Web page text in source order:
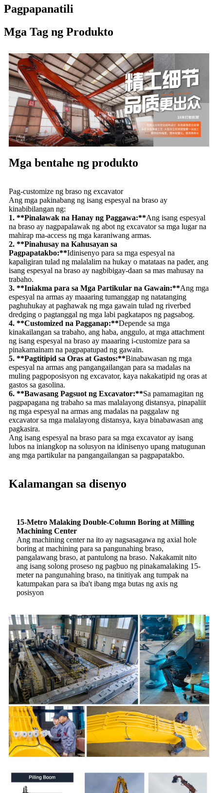
Pagpapanatili
Mga Tag ng Produkto
Mga bentahe ng produkto
Pag-customize ng braso ng excavator
Ang mga pakinabang ng isang espesyal na braso ay
kinabibilangan ng:
1. **Pinalawak na Hanay ng Paggawa:**Ang isang espesyal
na braso ay nagpapalawak ng abot ng excavator sa mga lugar na
mahirap ma-access ng mga karaniwang armas.
2. **Pinahusay na Kahusayan sa
Pagpapatakbo:**Idinisenyo para sa mga espesyal na
kapaligiran tulad ng malalalim na hukay o matataas na pader, ang
isang espesyal na braso ay nagbibigay-daan sa mas mahusay na
trabaho.
3. **Iniakma para sa Mga Partikular na Gawain:**Ang mga
espesyal na armas ay maaaring tumanggap ng natatanging
paghuhukay at paghawak ng mga gawain tulad ng riverbed
dredging o pagtanggal ng mga labi pagkatapos ng pagsabog.
4. **Customized na Pagganap:**Depende sa mga
kinakailangan sa trabaho, ang haba, anggulo, at mga attachment
ng isang espesyal na braso ay maaaring i-customize para sa
pinakamainam na pagpapatupad ng gawain.
5. **Pagtitipid sa Oras at Gastos:**Binabawasan ng mga
espesyal na armas ang pangangailangan para sa madalas na
muling pagpoposisyon ng excavator, kaya nakakatipid ng oras at
gastos sa gasolina.
6. **Bawasang Pagsuot ng Excavator:**Sa pamamagitan ng
pagpapagana ng trabaho sa mas malalayong distansya, pinapaliit
ng mga espesyal na armas ang madalas na paggalaw ng
excavator sa mga malalayong distansya, kaya binabawasan ang
pagkasira.
Ang isang espesyal na braso para sa mga excavator ay isang
lubos na iniangkop na solusyon na idinisenyo upang matugunan
ang mga partikular na pangangailangan sa pagpapatakbo.
Kalamangan sa disenyo
15-Metro Malaking Double-Column Boring at Milling
Machining Center
Ang machining center na ito ay nagsasagawa ng axial hole
boring at machining para sa pangunahing braso,
pangalawang braso, at pantulong na braso. Nakakamit nito
ang isang solong proseso ng pagbuo ng pinakamalaking 15-
meter na pangunahing braso, na tinitiyak ang tumpak na
katumpakan para sa iba't ibang mga butas ng axis ng
posisyon